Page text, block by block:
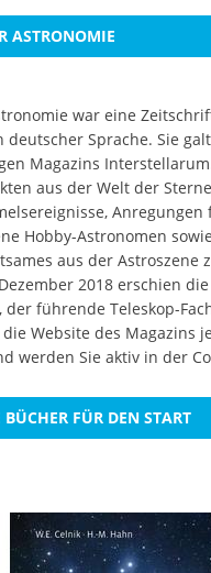
ASTRONOMIE
war eine
deutscher Sprache. Sie
Magazins
aus der Welt der
Hobby-Astronomen
aus der Astroszene
2018 erschien
der führende Teleskop-
Website des Magazins
werden Sie aktiv in der
BÜCHER FÜR DEN START